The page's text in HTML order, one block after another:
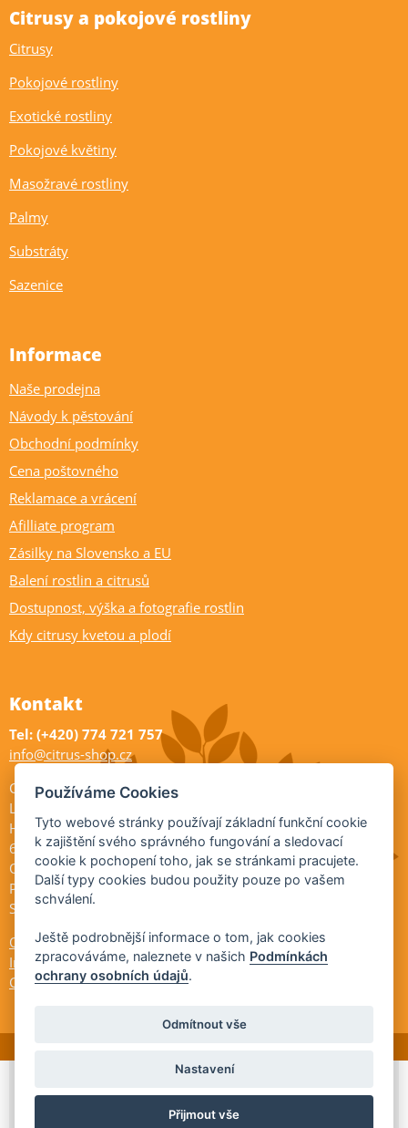
Citrusy a pokojové rostliny
Citrusy
Pokojové rostliny
Exotické rostliny
Pokojové květiny
Masožravé rostliny
Palmy
Substráty
Sazenice
Informace
Naše prodejna
Návody k pěstování
Obchodní podmínky
Cena poštovného
Reklamace a vrácení
Afilliate program
Zásilky na Slovensko a EU
Balení rostlin a citrusů
Dostupnost, výška a fotografie rostlin
Kdy citrusy kvetou a plodí
Kontakt
Tel: (+420) 774 721 757
info@citrus-shop.cz
Citrus shop zahradnictví
Legionářů 2
Hodonín
695 01
Otevřeno:
Po-Pá 9-17
So 9-11:30
Ochrana osobních údajů
Informace ÚKZÚZ
Cookies
© 2026 Citrus-shop.cz -Partnerský
program
Používáme Cookies
Tyto webové stránky používají základní funkční cookie
k zajištění svého správného fungování a sledovací
cookie k pochopení toho, jak se stránkami pracujete.
Další typy cookies budou použity pouze po vašem
schválení.
Ještě podrobnější informace o tom, jak cookies
zpracováváme, naleznete v našich Podmínkách
ochrany osobních údajů.
Odmítnout vše
Nastavení
Přijmout vše